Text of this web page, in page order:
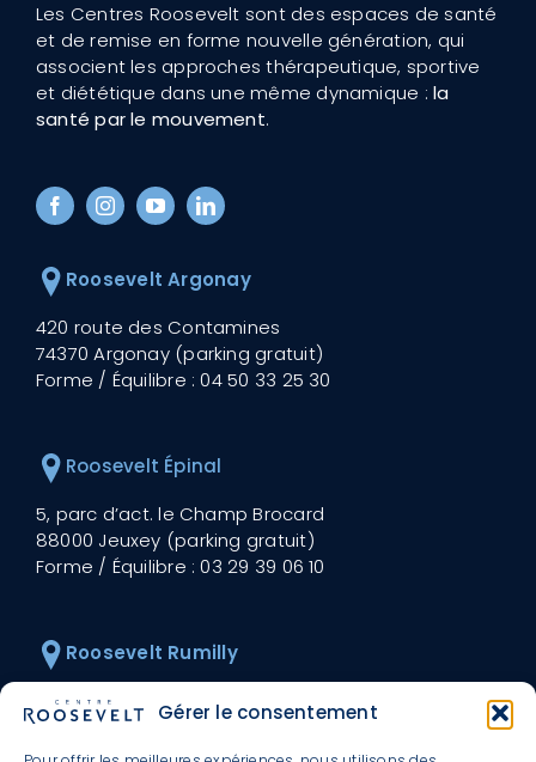
Gérer le consentement
Les Centres Roosevelt sont des espaces de santé
et de remise en forme nouvelle génération, qui
associent les approches thérapeutique, sportive
et diététique dans une même dynamique : la
santé par le mouvement.
Roosevelt Argonay
420 route des Contamines
74370 Argonay (parking gratuit)
Forme / Équilibre :04 50 33 25 30
Roosevelt Épinal
5, parc d’act. le Champ Brocard
88000 Jeuxey (parking gratuit)
Forme / Équilibre :03 29 39 06 10
Roosevelt Rumilly
30 avenue Roosevelt
74150 Rumilly (parking gratuit)
Forme / Équilibre :04 50 01 60 00